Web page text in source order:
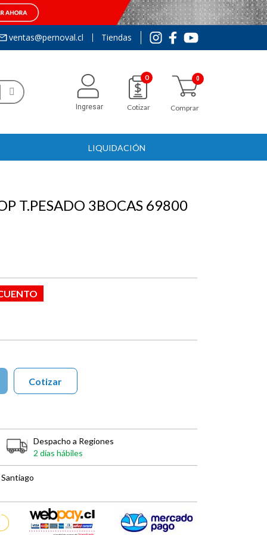
ventas@pernoval.cl Tiendas
Ingresar
0
Cotizar Comprar
LIQUIDACIÓN
T.PESADO 3BOCAS 69800
Cotizar
Despacho a Regiones
2 días hábiles